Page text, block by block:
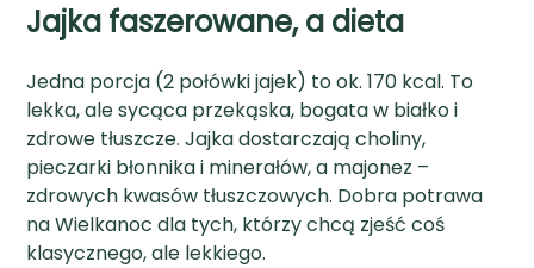
Jajka faszerowane, a dieta
Jedna porcja (2 połówki jajek) to ok. 170 kcal. To
lekka, ale sycąca przekąska, bogata w białko i
zdrowe tłuszcze. Jajka dostarczają choliny,
pieczarki błonnika i minerałów, a majonez –
zdrowych kwasów tłuszczowych. Dobra potrawa
na Wielkanoc dla tych, którzy chcą zjeść coś
klasycznego, ale lekkiego.